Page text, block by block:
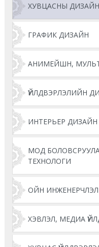
ХУВЦАСНЫ ДИЗАЙН
ГРАФИК ДИЗАЙН
АНИМЕЙШН,
ҮЙЛДВЭРЛЭЛИЙН
ИНТЕРЬЕР ДИЗАЙН
МОД
ТЕХНОЛОГИ
ОЙН ИНЖЕНЕРЧЛЭЛ
ХЭВЛЭЛ, МЕДИА